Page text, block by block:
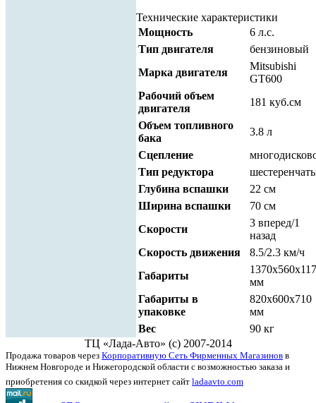
Технические характеристики
Мощность
6 л.c.
Тип двигателя
бензиновый
Марка двигателя
Mitsubishi
GT600
Рабочий объем
двигателя
181 куб.см
Объем топливного
бака
3.8 л
Сцепление
Тип редуктора
Глубина вспашки
22 см
Ширина вспашки
70 см
Скорости
3 вперед/1
назад
Скорость движения
8.5/2.3 км/ч
Габариты
мм
Габариты в
упаковке
820х600х710
мм
Вес
90 кг
ТЦ «Лада-Авто» (с) 2007-2014
Продажа товаров через Корпоративную Сеть Фирменных Магазинов в
Нижнем Новгороде и Нижегородской области с возможностью заказа и
приобретения со скидкой через интернет сайт ladaavto.com